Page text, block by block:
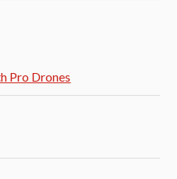
Pro Drones